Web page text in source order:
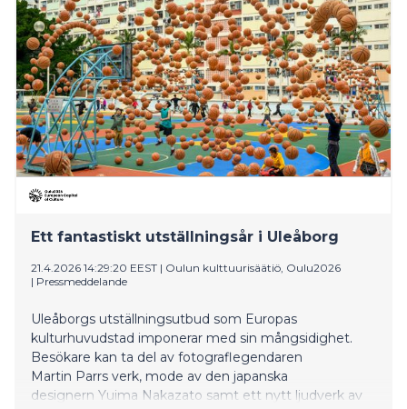
Ett fantastiskt utställningsår i Uleåborg
21.4.2026 14:29:20 EEST | Oulun kulttuurisäätiö, Oulu2026
| Pressmeddelande
Uleåborgs utställningsutbud som Europas
kulturhuvudstad imponerar med sin mångsidighet.
Besökare kan ta del av fotograflegendaren
Martin Parrs verk, mode av den japanska
designern Yuima Nakazato samt ett nytt ljudverk av